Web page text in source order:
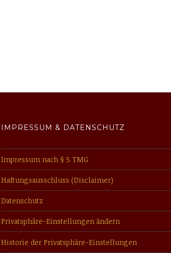
IMPRESSUM & DATENSCHUTZ
Impressum nach § 5 TMG
Haftungsausschluss (Disclaimer)
Datenschutz
Privatsphäre-Einstellungen ändern
Historie der Privatsphäre-Einstellungen